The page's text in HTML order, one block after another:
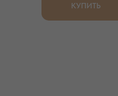
КУПИТЬ